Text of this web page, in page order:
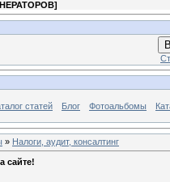
]
статей Блог Фотоальбомы
» Налоги, аудит, консалтинг
сайте!